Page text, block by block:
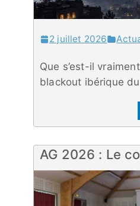
2 juillet 2026
Que s’est-il
blackout ibérique
AG 2026 : Le